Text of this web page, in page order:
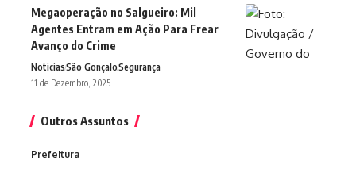
Megaoperação no Salgueiro: Mil
Agentes Entram em Ação Para Frear
Avanço do Crime
NoticiasSão GonçaloSegurança
11 de Dezembro, 2025
Outros Assuntos
Prefeitura